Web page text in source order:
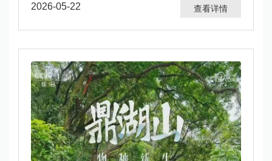
2026-05-22 查看详情